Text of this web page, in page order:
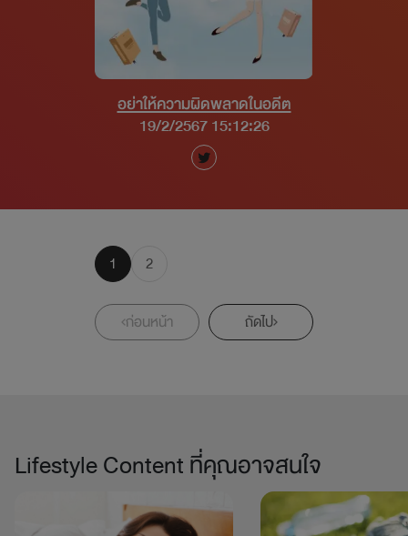
อย่าให้ความผิดพลาดในอดีต
19/2/2567 15:12:26
ก่อนหน้า
1 2
ถัดไป
Lifestyle Content ที่คุณอาจสนใจ